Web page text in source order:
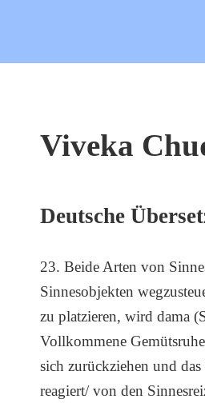
Viveka
Deutsche
23. Beide Arten von
Sinnesobjekten
zu platzieren, wird dama
Vollkommene
sich zurückziehen und
reagiert/ von den